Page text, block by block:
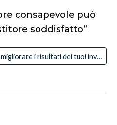
consapevole può
soddisfatto”
Scopriamo quanto possono migliorare i risultati dei tuoi investimenti